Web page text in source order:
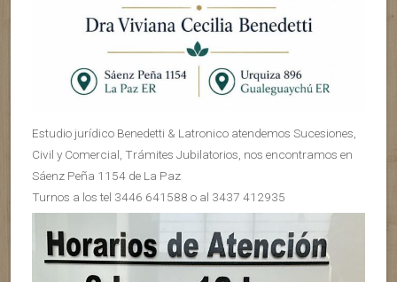
Estudio jurídico Benedetti & Latronico atendemos Sucesiones,
Civil y Comercial, Trámites Jubilatorios, nos encontramos en
Sáenz Peña 1154 de La Paz
Turnos a los tel 3446 641588 o al 3437 412935